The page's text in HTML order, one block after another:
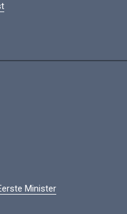
Minister